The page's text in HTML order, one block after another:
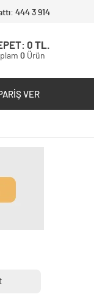
444 3 914
0 TL.
0 Ürün
VER